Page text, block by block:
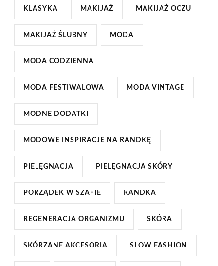
KLASYKA MAKIJAŻ MAKIJAŻ OCZU
MAKIJAŻ ŚLUBNY MODA
MODA CODZIENNA
MODA FESTIWALOWA MODA VINTAGE
MODNE DODATKI
MODOWE INSPIRACJE NA RANDKĘ
PIELĘGNACJA PIELĘGNACJA SKÓRY
PORZĄDEK W SZAFIE RANDKA
REGENERACJA ORGANIZMU SKÓRA
SKÓRZANE AKCESORIA SLOW FASHION